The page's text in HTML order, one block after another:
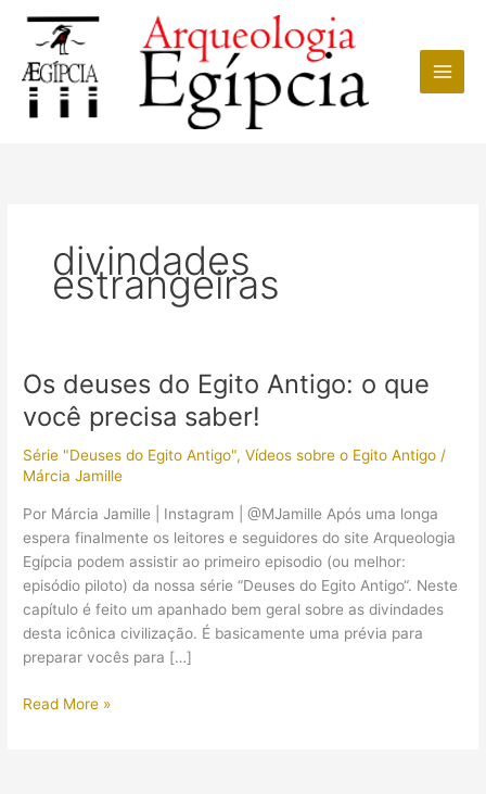
conteúdo
divindades
estrangeiras
Os deuses do Egito Antigo: o que
você precisa saber!
Série "Deuses do Egito Antigo",Vídeos sobre o Egito Antigo /
Márcia Jamille
Por Márcia Jamille | Instagram | @MJamille Após uma longa
espera finalmente os leitores e seguidores do site Arqueologia
Egípcia podem assistir ao primeiro episodio (ou melhor:
episódio piloto) da nossa série “Deuses do Egito Antigo“. Neste
capítulo é feito um apanhado bem geral sobre as divindades
desta icônica civilização. É basicamente uma prévia para
preparar vocês para […]
Os
Read More »